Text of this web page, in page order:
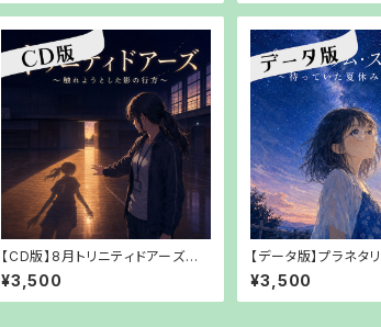
【CD版】8月トリニティドアーズ～
触れようとした影の行方～【【郵送
でお渡し】
¥3,500
【データ版】プラネタ
ダスター～待ってい
ズタマリリ【URLでお渡
¥3,500